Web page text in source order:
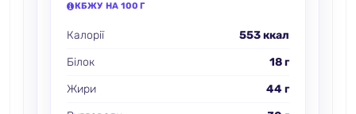
КБЖУ НА 100 Г
Калорії
553 ккал
Білок
18 г
Жири
44 г